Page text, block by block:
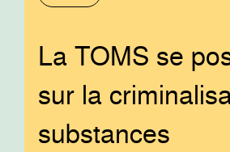
La TOMS se
sur la
substances